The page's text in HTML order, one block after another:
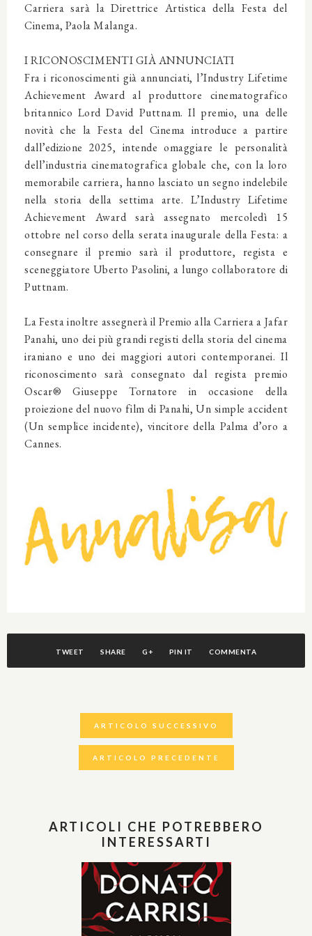
Carriera sarà la Direttrice Artistica della Festa del
Cinema, Paola Malanga.
I RICONOSCIMENTI GIÀ ANNUNCIATI
Fra i riconoscimenti già annunciati, l’Industry Lifetime
Achievement Award al produttore cinematografico
britannico Lord David Puttnam. Il premio, una delle
novità che la Festa del Cinema introduce a partire
dall’edizione 2025, intende omaggiare le personalità
dell’industria cinematografica globale che, con la loro
memorabile carriera, hanno lasciato un segno indelebile
nella storia della settima arte. L’Industry Lifetime
Achievement Award sarà assegnato mercoledì 15
ottobre nel corso della serata inaugurale della Festa: a
consegnare il premio sarà il produttore, regista e
sceneggiatore Uberto Pasolini, a lungo collaboratore di
Puttnam.
La Festa inoltre assegnerà il Premio alla Carriera a Jafar
Panahi, uno dei più grandi registi della storia del cinema
iraniano e uno dei maggiori autori contemporanei. Il
riconoscimento sarà consegnato dal regista premio
Oscar® Giuseppe Tornatore in occasione della
proiezione del nuovo film di Panahi, Un simple accident
(Un semplice incidente), vincitore della Palma d’oro a
Cannes.
TWEET SHARE G+ PIN IT COMMENTA
ARTICOLO SUCCESSIVO
ARTICOLO PRECEDENTE
ARTICOLI CHE POTREBBERO
INTERESSARTI